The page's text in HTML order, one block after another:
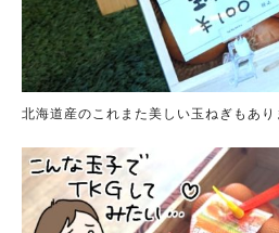
北海道産のこれまた美しい玉ねぎもあり